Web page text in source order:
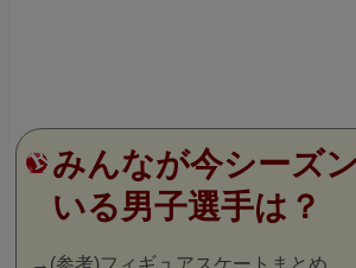
みんなが今シーズ
いる男子選手は？
→ (参考)フィギュアスケートまとめ…